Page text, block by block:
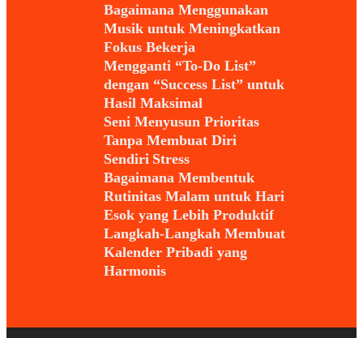
Bagaimana Menggunakan
Musik untuk Meningkatkan
Fokus Bekerja
Mengganti “To-Do List”
dengan “Success List” untuk
Hasil Maksimal
Seni Menyusun Prioritas
Tanpa Membuat Diri
Sendiri Stress
Bagaimana Membentuk
Rutinitas Malam untuk Hari
Esok yang Lebih Produktif
Langkah-Langkah Membuat
Kalender Pribadi yang
Harmonis